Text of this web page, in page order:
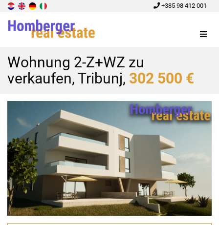
+385 98 412 001
Menu
Wohnung 2-Z+WZ zu
verkaufen, Tribunj, 302 500 €